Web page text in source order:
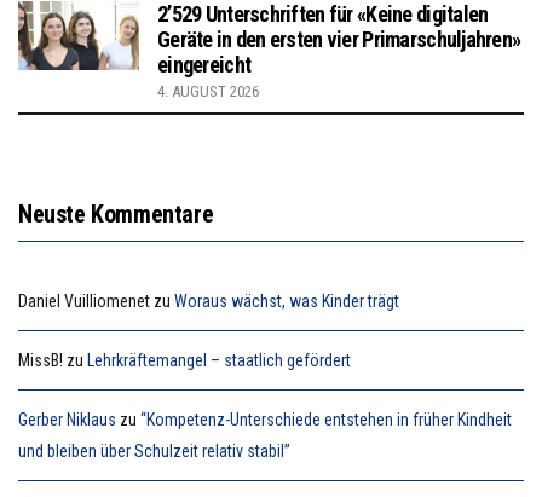
2’529 Unterschriften für «Keine digitalen
Geräte in den ersten vier Primarschuljahren»
eingereicht
4. AUGUST 2026
Neuste Kommentare
Daniel Vuilliomenet zu Woraus wächst, was Kinder trägt
MissB! zu Lehrkräftemangel – staatlich gefördert
Gerber Niklaus zu “Kompetenz-Unterschiede entstehen in früher Kindheit
und bleiben über Schulzeit relativ stabil”